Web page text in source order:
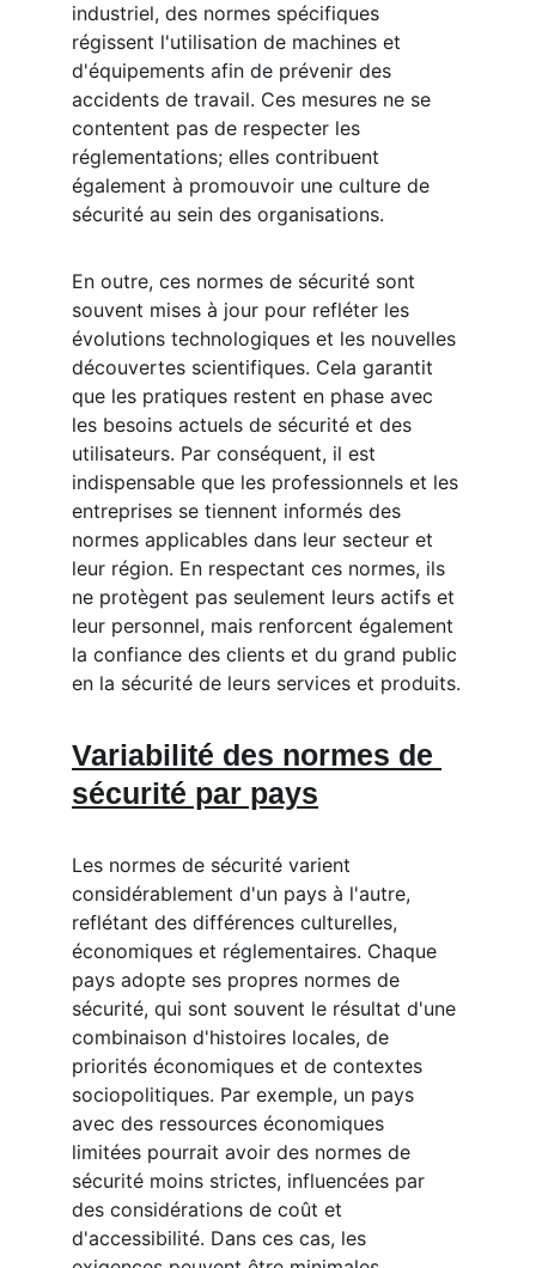
industriel, des normes spécifiques
régissent l'utilisation de machines et
d'équipements afin de prévenir des
accidents de travail. Ces mesures ne se
contentent pas de respecter les
réglementations; elles contribuent
également à promouvoir une culture de
sécurité au sein des organisations.
En outre, ces normes de sécurité sont
souvent mises à jour pour refléter les
évolutions technologiques et les nouvelles
découvertes scientifiques. Cela garantit
que les pratiques restent en phase avec
les besoins actuels de sécurité et des
utilisateurs. Par conséquent, il est
indispensable que les professionnels et les
entreprises se tiennent informés des
normes applicables dans leur secteur et
leur région. En respectant ces normes, ils
ne protègent pas seulement leurs actifs et
leur personnel, mais renforcent également
la confiance des clients et du grand public
en la sécurité de leurs services et produits.
Variabilité des normes de
sécurité par pays
Les normes de sécurité varient
considérablement d'un pays à l'autre,
reflétant des différences culturelles,
économiques et réglementaires. Chaque
pays adopte ses propres normes de
sécurité, qui sont souvent le résultat d'une
combinaison d'histoires locales, de
priorités économiques et de contextes
sociopolitiques. Par exemple, un pays
avec des ressources économiques
limitées pourrait avoir des normes de
sécurité moins strictes, influencées par
des considérations de coût et
d'accessibilité. Dans ces cas, les